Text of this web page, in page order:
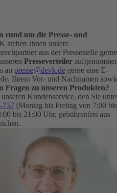
rund um die Presse- und
stehen Ihnen unsere
aus der Pressestelle gerne
Presseverteiler
an presse@devk.de gerne eine E-
Ihrem Vor- und Nachnamen
Fragen zu unseren Produkten?
Kundenservice, den Sie
757 (Montag bis Freitag von 7:00 bis
bis 21:00 Uhr, gebührenfrei aus